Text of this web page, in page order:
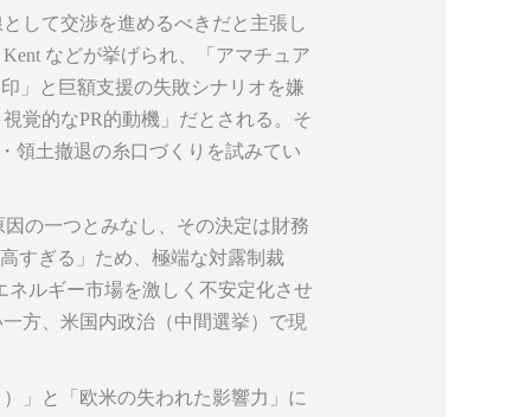
して交渉を進めるべきだと主張し
などが挙げられ、「アマチュア
」と巨額支援の失敗シナリオを嫌
覚的なPR的動機」だとされる。そ
領土撤退の糸口づくりを試みてい
の一つとみなし、その決定は財務
すぎる」ため、極端な対露制裁
ネルギー市場を激しく不安定化させ
方、米国内政治（中間選挙）で現
」と「欧米の失われた影響力」に